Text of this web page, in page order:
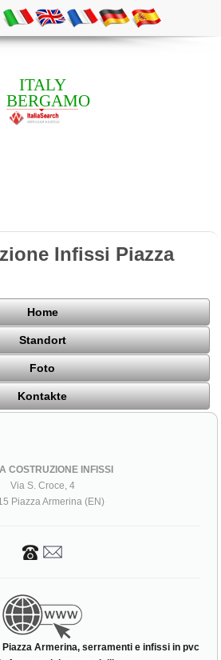
ITALY
BERGAMO
Infissi Piazza
Home
Standort
Foto
Kontakte
COSTRUZIONE INFISSI
Via S. Croce, 4
Piazza Armerina (EN)
Armerina, serramenti e infissi in pvc